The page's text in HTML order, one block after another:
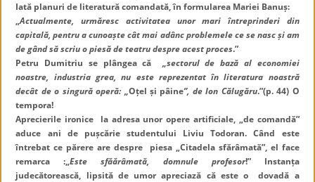
Iată planuri de literatură comandată, în formularea Mariei Banuș:
„Actualmente, urmăresc activitatea unor mari întreprinderi din
capitală, pentru a cunoaște cât mai adânc problemele ce se nasc și am
de gând să scriu o piesă de teatru despre acest proces.”
Petru Dumitriu se plângea că „sectorul de bază al economiei
noastre, industria grea, nu este reprezentat în literatura noastră
decât de o singură operă: „Oțel și pâine”, de Ion Călugăru.”(p. 44) O
tempora!
Aprecierile ironice la adresa unor opere artificiale, „de comandă”
aduce ani de pușcărie studentului Liviu Todoran. Când este
întrebat ce părere are despre piesa „Citadela sfărâmată”, el face
remarca :„Este sfăărâmată, domnule profesor!” Instanța
judecătorească, lipsită de umor apreciază că este o dovadă a